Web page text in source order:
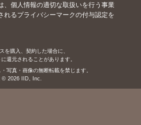
、個人情報の適切な取扱いを行う事業
れるプライバシーマークの付与認定を
を購入、契約した場合に、
還元されることがあります。
写真・画像の無断転載を禁じます。
© 2026 IID, Inc.